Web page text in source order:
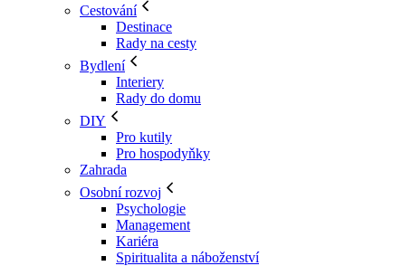
Cestování
Destinace
Rady na cesty
Bydlení
Interiery
Rady do domu
DIY
Pro kutily
Pro hospodyňky
Zahrada
Osobní rozvoj
Psychologie
Management
Kariéra
Spiritualita a náboženství